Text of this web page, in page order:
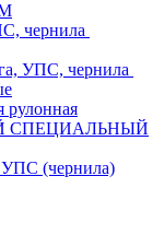
чернила
УПС, чернила
рулонная
СПЕЦИАЛЬНЫЙ
(чернила)